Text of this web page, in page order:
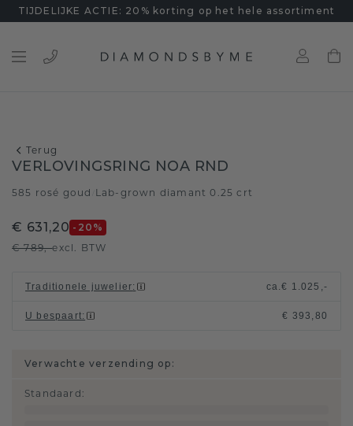
TIJDELIJKE ACTIE: 20% korting op het hele assortiment
Terug
VERLOVINGSRING NOA RND
585 rosé goud Lab-grown diamant 0.25 crt
€ 631,20 -20 %
€ 789,-excl. BTW
Traditionele juwelier: ca.€ 1.025,-
U bespaart: € 393,80
Verwachte verzending op:
Standaard :